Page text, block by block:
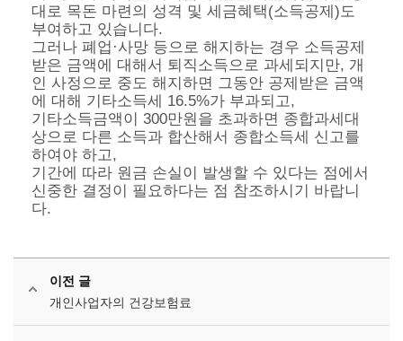
대로 목돈 마련의 성격 및 세금혜택(소득공제)도
부여하고 있습니다.
그러나 폐업·사망 등으로 해지하는 경우 소득공제
받은 금액에 대해서 퇴직소득으로 과세되지만, 개
인 사정으로 중도 해지하면 그동안 공제받은 금액
에 대해 기타소득세 16.5%가 부과되고,
기타소득금액이 300만원을 초과하면 종합과세대
상으로 다른 소득과 합산해서 종합소득세 신고를
하여야 하고,
기간에 따라 원금 손실이 발생할 수 있다는 점에서
신중한 결정이 필요하다는 점 참조하시기 바랍니
다.
이전 글
개인사업자의 건강보험료